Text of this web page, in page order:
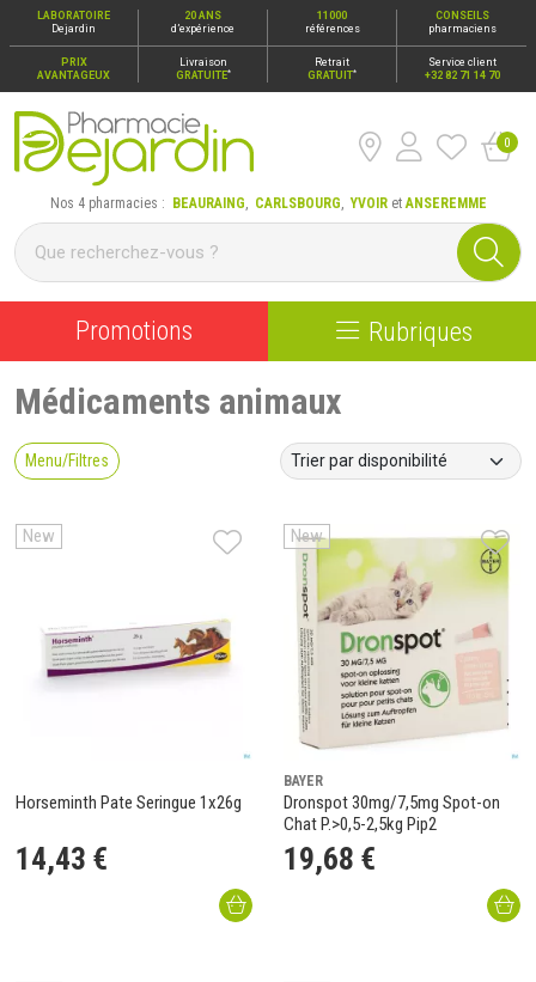
LABORATOIRE
Dejardin
20 ANS
d’expérience
11000
références
CONSEILS
pharmaciens
PRIX
AVANTAGEUX
Livraison
GRATUITE*
Retrait
GRATUIT*
Service client
+32 82 71 14 70
Pharmacie Dejardin Nos 4 pharmacies : Beauraing,
0
Nos 4 pharmacies : BEAURAING, CARLSBOURG,YVOIRetANSEREMME
Promotions Rubriques
Médicaments animaux
Menu/Filtres
New
Horseminth Pate Seringue 1x26g
14,43 €
New
BAYER
Dronspot 30mg/7,5mg Spot-on
Chat P.>0,5-2,5kg Pip2
19,68 €